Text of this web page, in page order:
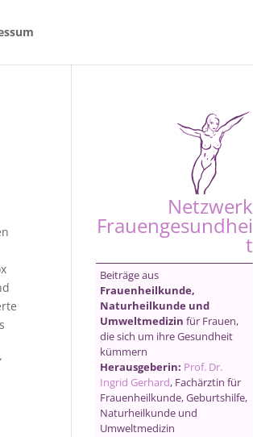
Netzwerk
Frauengesundhei
t
Beiträge aus
Frauenheilkunde,
Naturheilkunde und
Umweltmedizin für Frauen,
die sich um ihre Gesundheit
kümmern
Herausgeberin: Prof. Dr.
Ingrid Gerhard, Fachärztin für
Frauenheilkunde, Geburtshilfe,
Naturheilkunde und
Umweltmedizin